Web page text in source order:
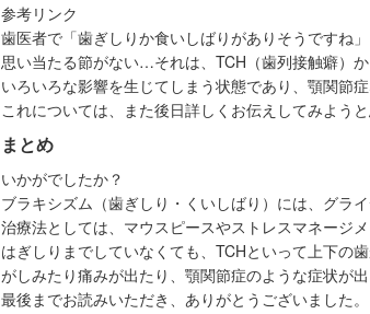
参考リンク
歯医者で「歯ぎしりか食いしばりがありそうですね」
思い当たる節がない…それは、TCH（歯列接触癖）か
いろいろな影響を生じてしまう状態であり、顎関節
これについては、また後日詳しくお伝えしてみようと
まとめ
いかがでしたか？
ブラキシズム（歯ぎしり・くいしばり）には、グラ
治療法としては、マウスピースやストレスマネージメ
はぎしりまでしていなくても、TCHといって上下の
がしみたり痛みが出たり、顎関節症のような症状が出
最後までお読みいただき、ありがとうございました。